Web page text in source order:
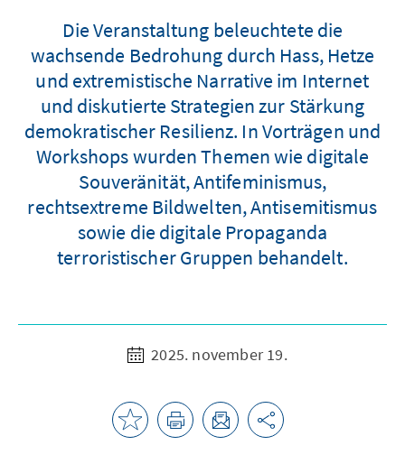
Die Veranstaltung beleuchtete die
wachsende Bedrohung durch Hass, Hetze
und extremistische Narrative im Internet
und diskutierte Strategien zur Stärkung
demokratischer Resilienz. In Vorträgen und
Workshops wurden Themen wie digitale
Souveränität, Antifeminismus,
rechtsextreme Bildwelten, Antisemitismus
sowie die digitale Propaganda
terroristischer Gruppen behandelt.
2025. november 19.